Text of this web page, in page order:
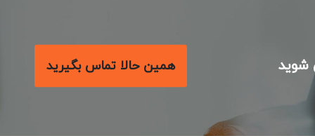
همین حالا تماس بگیرید